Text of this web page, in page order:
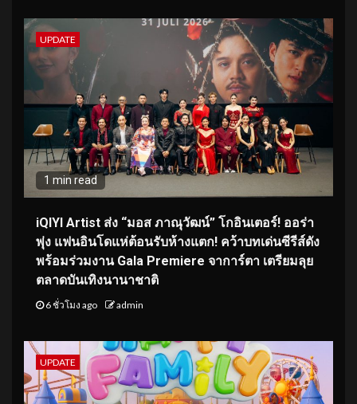
UPDATE
1 min read
iQIYI Artist ส่ง “มอส ภาณุวัฒน์” โกอินเตอร์! ออร่า
พุ่ง แฟนอินโดแห่ต้อนรับห้างแตก! คว้าบทเด่นซีรีส์ดัง
พร้อมร่วมงาน Gala Premiere จาการ์ตา เตรียมลุย
ตลาดบันเทิงนานาชาติ
6 ชั่วโมง ago admin
UPDATE